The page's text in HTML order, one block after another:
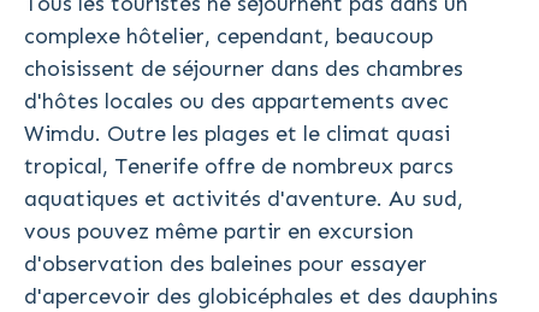
complexe hôtelier, cependant, beaucoup
choisissent de séjourner dans des chambres
d'hôtes locales ou des appartements avec
Wimdu. Outre les plages et le climat quasi
tropical, Tenerife offre de nombreux parcs
aquatiques et activités d'aventure. Au sud,
vous pouvez même partir en excursion
d'observation des baleines pour essayer
d'apercevoir des globicéphales et des dauphins